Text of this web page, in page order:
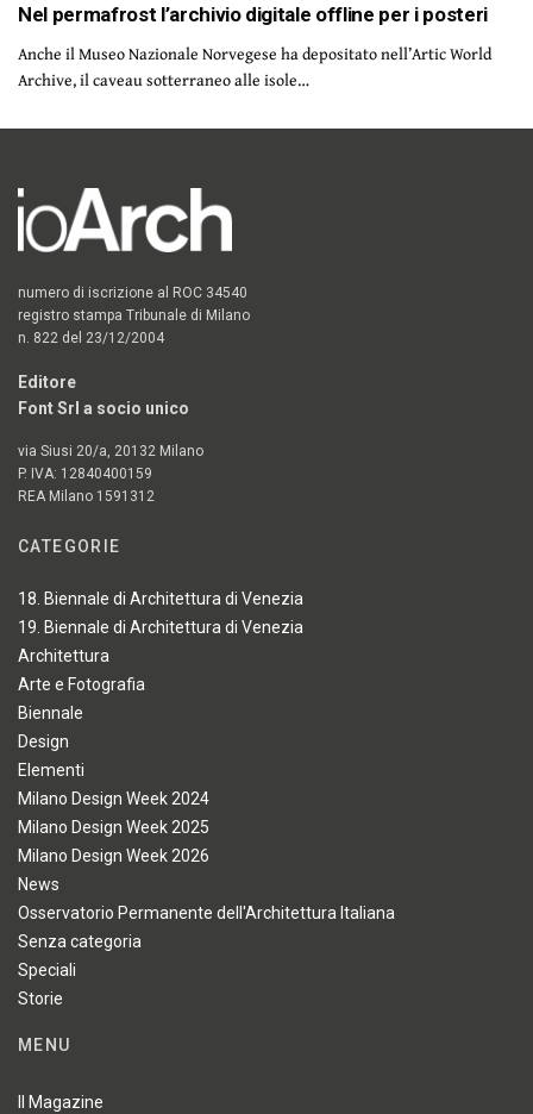
Nel permafrost l’archivio digitale offline per i posteri
Anche il Museo Nazionale Norvegese ha depositato nell’Artic World
Archive, il caveau sotterraneo alle isole…
numero di iscrizione al ROC 34540
registro stampa Tribunale di Milano
n. 822 del 23/12/2004
Editore
Font Srl a socio unico
via Siusi 20/a, 20132 Milano
P. IVA: 12840400159
REA Milano 1591312
CATEGORIE
18. Biennale di Architettura di Venezia
19. Biennale di Architettura di Venezia
Architettura
Arte e Fotografia
Biennale
Design
Elementi
Milano Design Week 2024
Milano Design Week 2025
Milano Design Week 2026
News
Osservatorio Permanente dell'Architettura Italiana
Senza categoria
Speciali
Storie
MENU
Il Magazine